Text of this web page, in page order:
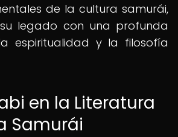
de la cultura samurái,
legado con una profunda
espiritualidad y la filosofía
en la Literatura
Samurái